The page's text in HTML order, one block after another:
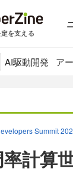
を支える
AI駆動開発 ア
Summit
率計算